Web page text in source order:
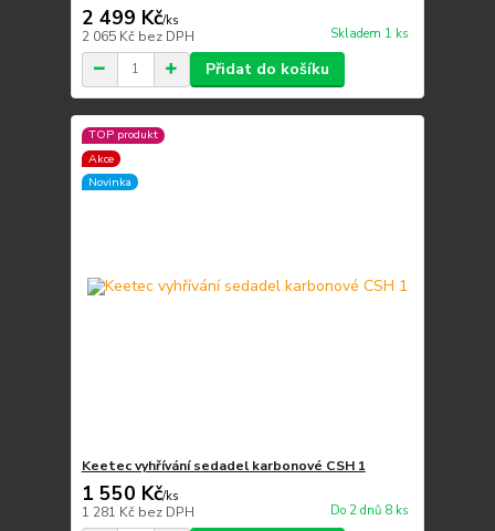
2 499 Kč/ks
2 065 Kč bez DPH Skladem 1 ks
Přidat do košíku
TOP produkt
Akce
Novinka
Keetec vyhřívání sedadel karbonové CSH 1
1 550 Kč/ks
1 281 Kč bez DPH Do 2 dnů 8 ks